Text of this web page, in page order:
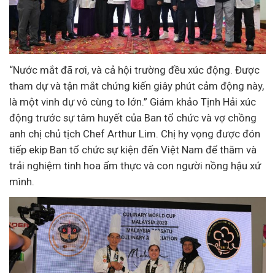
“Nước mắt đã rơi, và cả hội trường đều xúc động. Được
tham dự và tận mắt chứng kiến giây phút cảm động này,
là một vinh dự vô cùng to lớn.” Giám khảo Tịnh Hải xúc
động trước sự tâm huyết của Ban tổ chức và vợ chồng
anh chị chủ tịch Chef Arthur Lim. Chị hy vọng được đón
tiếp ekip Ban tổ chức sự kiện đến Việt Nam để thăm và
trải nghiệm tinh hoa ẩm thực và con người nồng hậu xứ
mình.